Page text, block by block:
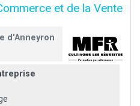
et de la Vente
d'Anneyron